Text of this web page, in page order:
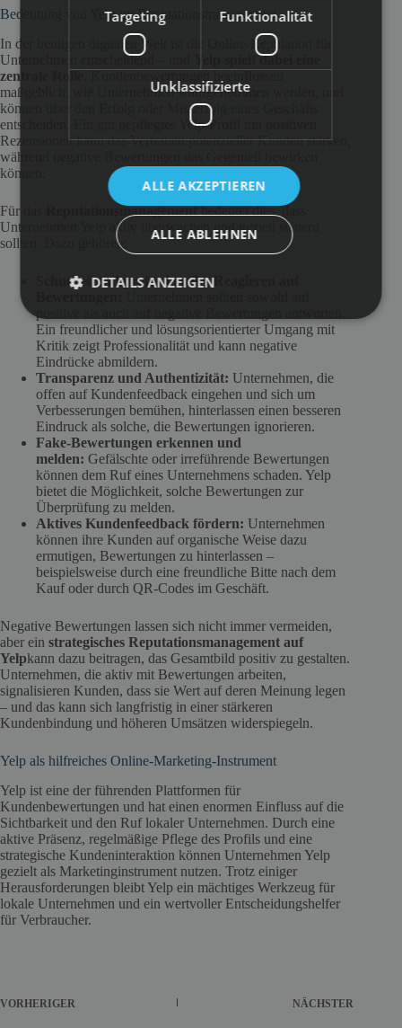
Bedeutung von Yelp im Reputationsmanagement
In der heutigen digitalen Welt ist die Online-Reputation für
Unternehmen entscheidend – und
Yelp spielt dabei eine
zentrale Rolle
maßgeblich, wie Unternehmen wahrgenommen werden, und
können über den Erfolg oder Misserfolg eines Geschäfts
entscheiden. Ein gut gepflegtes Yelp-Profil mit positiven
Rezensionen kann das Vertrauen potenzieller Kunden stärken,
während negative Bewertungen das Gegenteil bewirken
können.
Für das Reputationsmanagementbedeutet dies, dass
Unternehmen Yelp aktiv überwachen und gezielt steuern
sollten. Dazu gehören:
Schnelles und professionelles Reagieren auf
positive als auch auf negative Bewertungen antworten.
Ein freundlicher und lösungsorientierter Umgang mit
Kritik zeigt Professionalität und kann negative
Eindrücke abmildern.
Transparenz und Authentizität: Unternehmen, die
offen auf Kundenfeedback eingehen und sich um
Verbesserungen bemühen, hinterlassen einen besseren
Eindruck als solche, die Bewertungen ignorieren.
Fake-Bewertungen erkennen und
melden: Gefälschte oder irreführende Bewertungen
können dem Ruf eines Unternehmens schaden. Yelp
bietet die Möglichkeit, solche Bewertungen zur
Überprüfung zu melden.
Aktives Kundenfeedback fördern: Unternehmen
können ihre Kunden auf organische Weise dazu
ermutigen, Bewertungen zu hinterlassen –
beispielsweise durch eine freundliche Bitte nach dem
Kauf oder durch QR-Codes im Geschäft.
Negative Bewertungen lassen sich nicht immer vermeiden,
aber ein strategisches Reputationsmanagement auf
Yelpkann dazu beitragen, das Gesamtbild positiv zu gestalten.
Unternehmen, die aktiv mit Bewertungen arbeiten,
signalisieren Kunden, dass sie Wert auf deren Meinung legen
– und das kann sich langfristig in einer stärkeren
Kundenbindung und höheren Umsätzen widerspiegeln.
Yelp als hilfreiches Online-Marketing-Instrument
Yelp ist eine der führenden Plattformen für
Kundenbewertungen und hat einen enormen Einfluss auf die
Sichtbarkeit und den Ruf lokaler Unternehmen. Durch eine
aktive Präsenz, regelmäßige Pflege des Profils und eine
strategische Kundeninteraktion können Unternehmen Yelp
gezielt als Marketinginstrument nutzen. Trotz einiger
Herausforderungen bleibt Yelp ein mächtiges Werkzeug für
lokale Unternehmen und ein wertvoller Entscheidungshelfer
für Verbraucher.
VORHERIGER NÄCHSTER
Targeting Funktionalität
Unklassifizierte
ALLE AKZEPTIEREN
ALLE ABLEHNEN
DETAILS ANZEIGEN